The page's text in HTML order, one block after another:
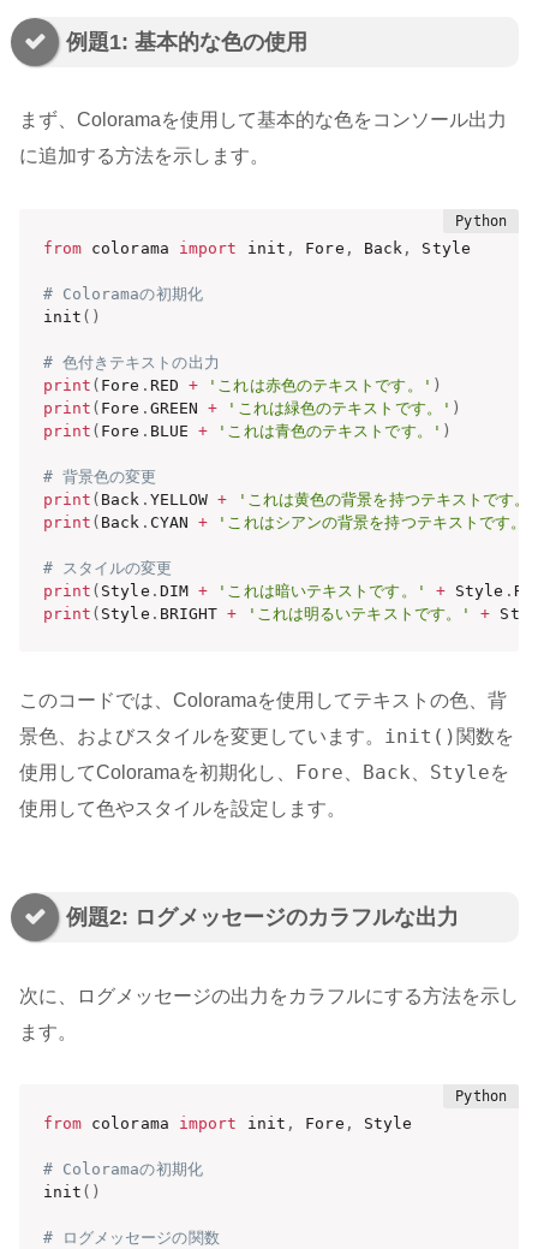
例題1: 基本的な色の使用
まず、Coloramaを使用して基本的な色をコンソール出力
に追加する方法を示します。
from colorama import init , Fore , Back , Style
# Coloramaの初期化
init ( )
# 色付きテキストの出力
print ( Fore . RED + 'これは赤色のテキストです。' )
print ( Fore . GREEN + 'これは緑色のテキストです。' )
print ( Fore . BLUE + 'これは青色のテキストです。' )
# 背景色の変更
print ( Back . YELLOW +
'これは黄色の背景を持つテキストです
print ( Back . CYAN + 'これはシアンの背景を持つテキストです。'
# スタイルの変更
print ( Style . DIM + 'これは暗いテキストです。' + Style .
print ( Style . BRIGHT + 'これは明るいテキストです。' +
このコードでは、Coloramaを使用してテキストの色、背
景色、およびスタイルを変更しています。 init() 関数を
使用してColoramaを初期化し、
Fore、 Back、 Styleを
使用して色やスタイルを設定します。
例題2: ログメッセージのカラフルな出力
次に、ログメッセージの出力をカラフルにする方法を示し
ます。
from colorama import init , Fore , Style
# Coloramaの初期化
init ( )
# ログメッセージの関数